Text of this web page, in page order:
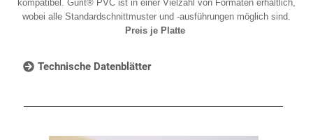
kompatibel. Gurit® PVC ist in einer Vielzahl von Formaten erhältlich,
wobei alle Standardschnittmuster und -ausführungen möglich sind.
Preis je Platte
Technische Datenblätter